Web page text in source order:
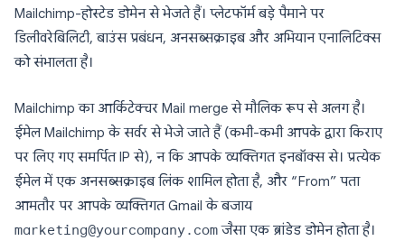
Mailchimp-होस्टेड डोमेन से भेजते हैं। प्लेटफॉर्म बड़े पैमाने पर
डिलीवरेबिलिटी, बाउंस प्रबंधन, अनसब्सक्राइब और अभियान एनालिटिक्स
को संभालता है।
Mailchimp का आर्किटेक्चर Mail merge से मौलिक रूप से अलग है।
ईमेल Mailchimp के सर्वर से भेजे जाते हैं (कभी-कभी आपके द्वारा किराए
पर लिए गए समर्पित IP से), न कि आपके व्यक्तिगत इनबॉक्स से। प्रत्येक
ईमेल में एक अनसब्सक्राइब लिंक शामिल होता है, और “From” पता
आमतौर पर आपके व्यक्तिगत Gmail के बजाय
marketing@yourcompany.comजैसा एक ब्रांडेड डोमेन होता है।